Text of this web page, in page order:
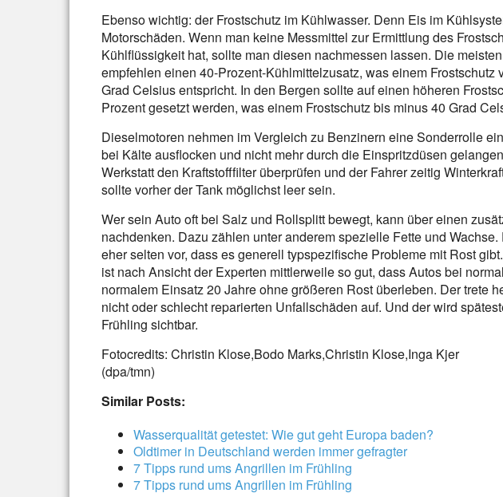
Ebenso wichtig: der Frostschutz im Kühlwasser. Denn Eis im
Motorschäden. Wenn man keine Messmittel zur Ermittlung des
Kühlflüssigkeit hat, sollte man diesen nachmessen lassen. Die
empfehlen einen 40-Prozent-Kühlmittelzusatz, was einem Frostschutz
Grad Celsius entspricht. In den Bergen sollte auf einen höheren
Prozent gesetzt werden, was einem Frostschutz bis minus 40 Grad
Dieselmotoren nehmen im Vergleich zu Benzinern eine Sonderrolle
bei Kälte ausflocken und nicht mehr durch die Einspritzdüsen
Werkstatt den Kraftstofffilter überprüfen und der Fahrer zeitig
sollte vorher der Tank möglichst leer sein.
Wer sein Auto oft bei Salz und Rollsplitt bewegt, kann über einen
nachdenken. Dazu zählen unter anderem spezielle Fette und
eher selten vor, dass es generell typspezifische Probleme mit Rost
ist nach Ansicht der Experten mittlerweile so gut, dass Autos bei
normalem Einsatz 20 Jahre ohne größeren Rost überleben. Der trete
nicht oder schlecht reparierten Unfallschäden auf. Und der wird
Frühling sichtbar.
Fotocredits: Christin Klose,Bodo Marks,Christin Klose,Inga Kjer
(dpa/tmn)
Similar Posts:
Wasserqualität getestet: Wie gut geht Europa baden?
Oldtimer in Deutschland werden immer gefragter
7 Tipps rund ums Angrillen im Frühling
7 Tipps rund ums Angrillen im Frühling